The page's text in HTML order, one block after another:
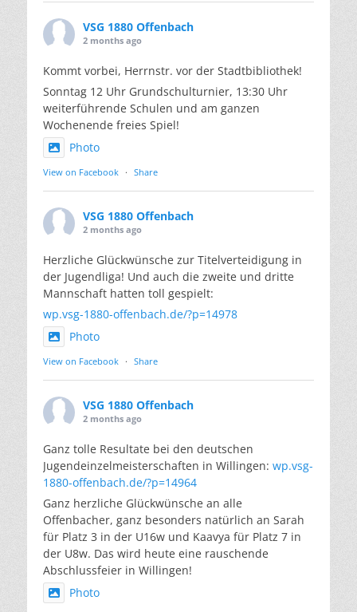
VSG 1880 Offenbach
2 months ago
Kommt vorbei, Herrnstr. vor der Stadtbibliothek!
Sonntag 12 Uhr Grundschulturnier, 13:30 Uhr
weiterführende Schulen und am ganzen
Wochenende freies Spiel!
Photo
View on Facebook · Share
VSG 1880 Offenbach
2 months ago
Herzliche Glückwünsche zur Titelverteidigung in
der Jugendliga! Und auch die zweite und dritte
Mannschaft hatten toll gespielt:
wp.vsg-1880-offenbach.de/?p=14978
Photo
View on Facebook · Share
VSG 1880 Offenbach
2 months ago
Ganz tolle Resultate bei den deutschen
Jugendeinzelmeisterschaften in Willingen: wp.vsg-
1880-offenbach.de/?p=14964
Ganz herzliche Glückwünsche an alle
Offenbacher, ganz besonders natürlich an Sarah
für Platz 3 in der U16w und Kaavya für Platz 7 in
der U8w. Das wird heute eine rauschende
Abschlussfeier in Willingen!
Photo